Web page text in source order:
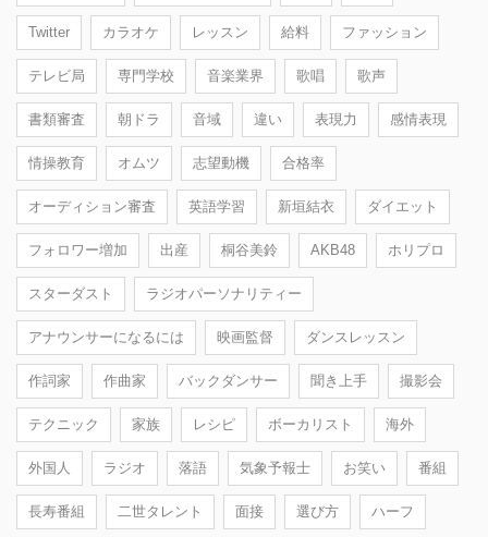
Twitter カラオケ レッスン 給料 ファッション
テレビ局 専門学校 音楽業界 歌唱 歌声
書類審査 朝ドラ 音域 違い 表現力 感情表現
情操教育 オムツ 志望動機 合格率
オーディション審査 英語学習 新垣結衣 ダイエット
フォロワー増加 出産 桐谷美鈴 AKB48 ホリプロ
スターダスト ラジオパーソナリティー
アナウンサーになるには 映画監督 ダンスレッスン
作詞家 作曲家 バックダンサー 聞き上手 撮影会
テクニック 家族 レシピ ボーカリスト 海外
外国人 ラジオ 落語 気象予報士 お笑い 番組
長寿番組 二世タレント 面接 選び方 ハーフ